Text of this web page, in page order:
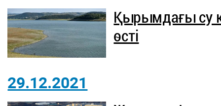
Қырымдағы су
өсті
29.12.2021